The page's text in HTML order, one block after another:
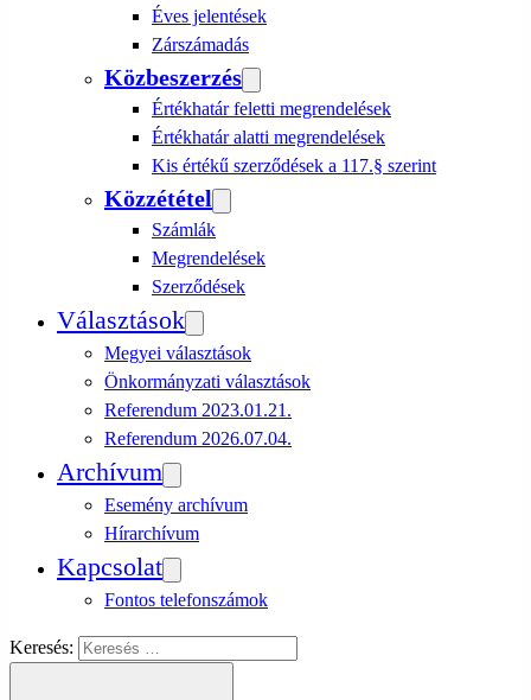
Éves jelentések
Zárszámadás
Közbeszerzés
Értékhatár feletti megrendelések
Értékhatár alatti megrendelések
Kis értékű szerződések a 117.§ szerint
Közzététel
Számlák
Megrendelések
Szerződések
Választások
Megyei választások
Önkormányzati választások
Referendum 2023.01.21.
Referendum 2026.07.04.
Archívum
Esemény archívum
Hírarchívum
Kapcsolat
Fontos telefonszámok
Keresés: